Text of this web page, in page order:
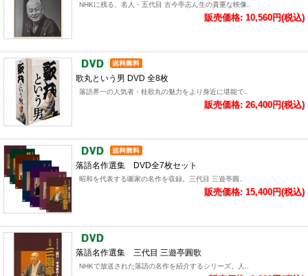
NHKに残る、名人・五代目 古今亭志ん生の貴重な映像..
販売価格: 10,560円(税込)
歌丸という男 DVD 全8枚
落語界一の人気者・桂歌丸の魅力をより身近に堪能で..
販売価格: 26,400円(税込)
落語名作選集 DVD全7枚セット
昭和を代表する噺家の名作を収録。三代目 三遊亭圓..
販売価格: 15,400円(税込)
落語名作選集 三代目 三遊亭圓歌
NHKで放送された落語の名作を紹介するシリーズ。人..